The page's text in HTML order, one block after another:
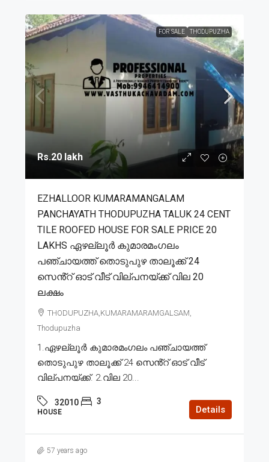
FOR SALE THODUPUZHA
Rs.20 lakh
EZHALLOOR KUMARAMANGALAM
PANCHAYATH THODUPUZHA TALUK 24 CENT
TILE ROOFED HOUSE FOR SALE PRICE 20
LAKHS ഏഴല്ലൂർ കുമാരമംഗലം
പഞ്ചായത്ത് തൊടുപുഴ താലൂക്ക് 24
സെൻ്റ് ഓട് വീട് വില്പനയ്ക്ക് വില 20
ലക്ഷം
THODUPUZHA,KUMARAMARAMGALSAM,
Thodupuzha
1.ഏഴല്ലൂർ കുമാരമംഗലം പഞ്ചായത്ത്
തൊടുപുഴ താലൂക്ക് 24 സെൻ്റ് ഓട് വീട്
വില്പനയ്ക്ക്. 2.വില 20...
32010 3
HOUSE Details
57 years ago